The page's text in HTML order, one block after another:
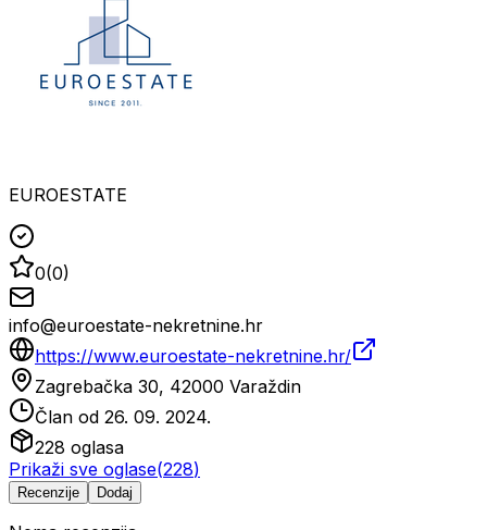
EUROESTATE
0(0)
info@euroestate-nekretnine.hr
https://www.euroestate-nekretnine.hr/
Zagrebačka 30, 42000 Varaždin
Član od 26. 09. 2024.
228 oglasa
Prikaži sve oglase(228)
Recenzije Dodaj